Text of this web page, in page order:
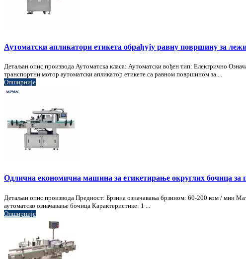
Аутоматски апликатори етикета обрађују равну површину за
Детаљан опис производа Аутоматска класа: Аутоматски вођен тип: Електрично
транспортни мотор аутоматски апликатор етикете са равном површином за ...
Опширније
Одлична економична машина за етикетирање округлих бочица за
Детаљан опис производа Предност: Брзина означавања брзином: 60-200 ком / мин
аутоматско означавање бочица Карактеристике: 1 ...
Опширније